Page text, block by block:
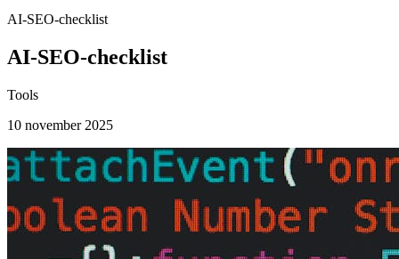
AI-SEO-checklist
AI-SEO-checklist
Tools
10 november 2025